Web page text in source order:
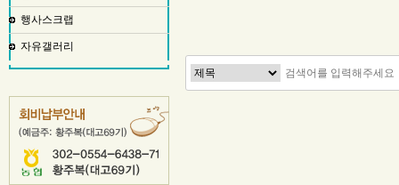
행사스크랩
자유갤러리